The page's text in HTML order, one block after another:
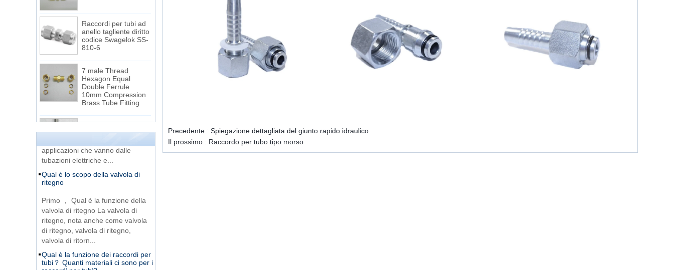
anello tagliente diritto
codice Swagelok SS-
810-6
Hexagon Equal
Double Ferrule
10mm Compression
Brass Tube Fitting
13 SS316 Stainless
Double Ferrules Inch
Raccordi per tubi a T
a ghiera singola
DIN2353
Raccordi per tubi
flessibili in acciaio
La differenza tra thread NPT e
thread NPTF
1. I fili NPT e NPTF sono due dei
fili di tubi conici più comunemente
usati negli Stati Uniti per
applicazioni che vanno dalle
tubazioni elettriche e...
ritegno
valvola di ritegno La valvola di
ritegno, nota anche come valvola
di ritegno, valvola di ritegno,
valvola di ritorn...
tubi？ Quanti materiali ci sono per i
raccordi per tubi?
Precedente : Spiegazione dettagliata del giunto rapido idraulico
Il prossimo : Raccordo per tubo tipo morso